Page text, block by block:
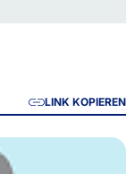
LINK KOPIEREN